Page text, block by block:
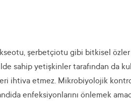
şerbetçiotu gibi bitkisel
sahip yetişkinler tarafından da
ihtiva etmez. Mikrobiyolojik
enfeksiyonlarını önlemek